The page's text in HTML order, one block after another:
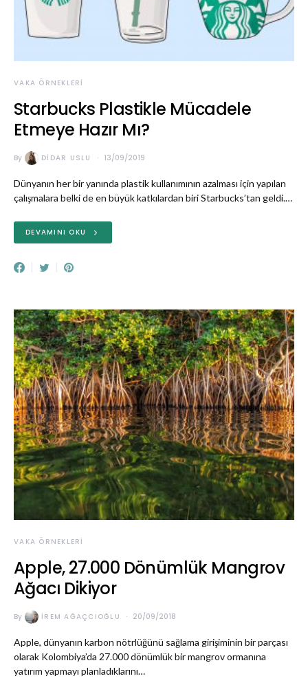
VAKA ÖRNEKLERI
Starbucks Plastikle Mücadele
Etmeye Hazır Mı?
By DIDAR USLU 13/09/2019
Dünyanın her bir yanında plastik kullanımının azalması için yapılan
çalışmalara belki de en büyük katkılardan biri Starbucks’tan geldi.…
DEVAMINI OKU
VAKA ÖRNEKLERI
Apple, 27.000 Dönümlük Mangrov
Ağacı Dikiyor
By İREM AĞAÇCIOĞLU 20/09/2018
Apple, dünyanın karbon nötrlüğünü sağlama girişiminin bir parçası
olarak Kolombiya’da 27.000 dönümlük bir mangrov ormanına
yatırım yapmayı planladıklarını…